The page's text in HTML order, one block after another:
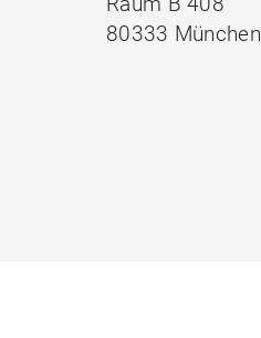
80333 München